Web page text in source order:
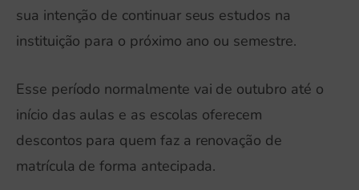
sua intenção de continuar seus estudos na
instituição para o próximo ano ou semestre.
Esse período normalmente vai de outubro até o
início das aulas e as escolas oferecem
descontos para quem faz a renovação de
matrícula de forma antecipada.